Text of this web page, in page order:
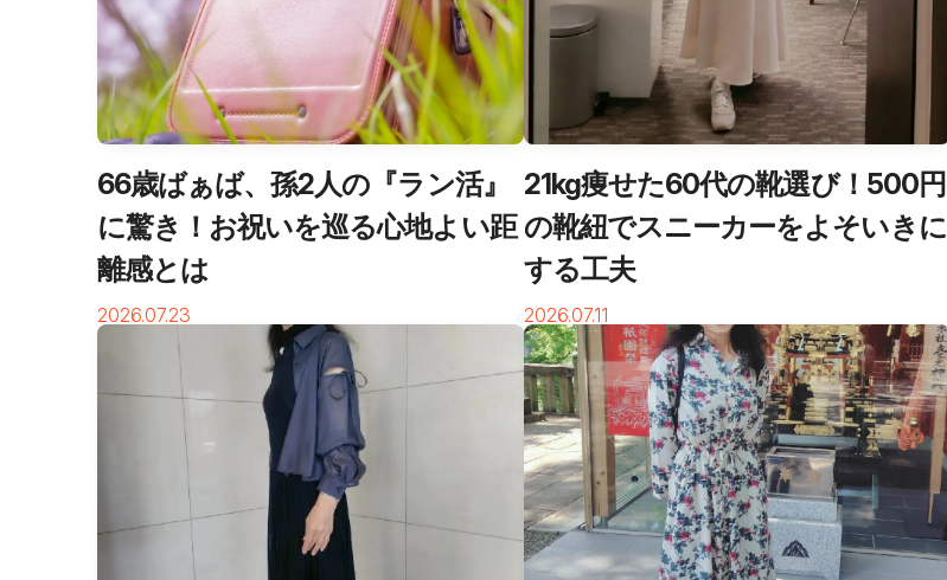
66歳ばぁば、孫2人の『ラン活』
に驚き！お祝いを巡る心地よい距
離感とは
2026.07.23
21kg痩せた60代の靴選び！500円
の靴紐でスニーカーをよそいきに
する工夫
2026.07.11